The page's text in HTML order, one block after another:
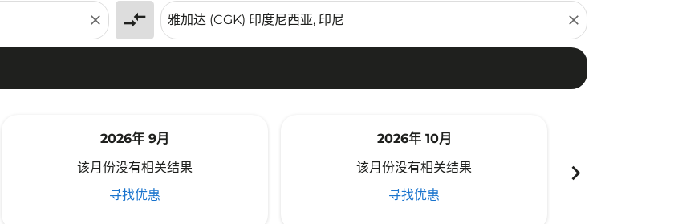
close compare_arrows close
2026年 9月
该月份没有相关结果
寻找优惠
2026年 10月
该月份没有相关结果
寻找优惠
chevron_right